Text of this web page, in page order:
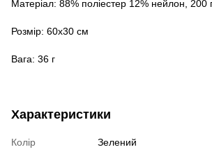
Матеріал: 88% поліестер 12% нейлон, 200
Розмір: 60х30 см
Вага: 36 г
Характеристики
Колір
Зелений